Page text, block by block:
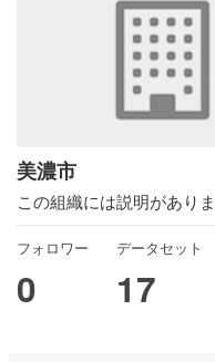
美濃市
この組織には説明があり
フォロワー
0
データセット
17